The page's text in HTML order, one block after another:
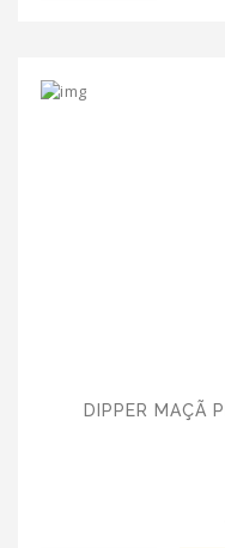
DIPPER MAÇÃ